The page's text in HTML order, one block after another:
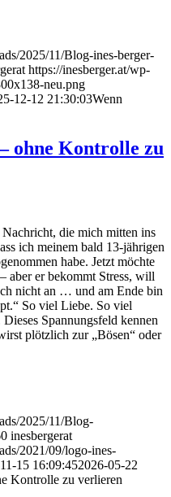
2025/11/Blog-ines-berger-
https://inesberger.at/wp-
neu.png
12-12 21:30:03Wenn
ohne Kontrolle zu
die mich mitten ins
ich meinem bald 13-jährigen
habe. Jetzt möchte
aber er bekommt Stress, will
nicht an … und am Ende bin
So viel Liebe. So viel
Spannungsfeld kennen
plötzlich zur „Bösen“ oder
2025/11/Blog-
inesbergerat
2021/09/logo-ines-
15 16:09:452026-05-22
Kontrolle zu verlieren